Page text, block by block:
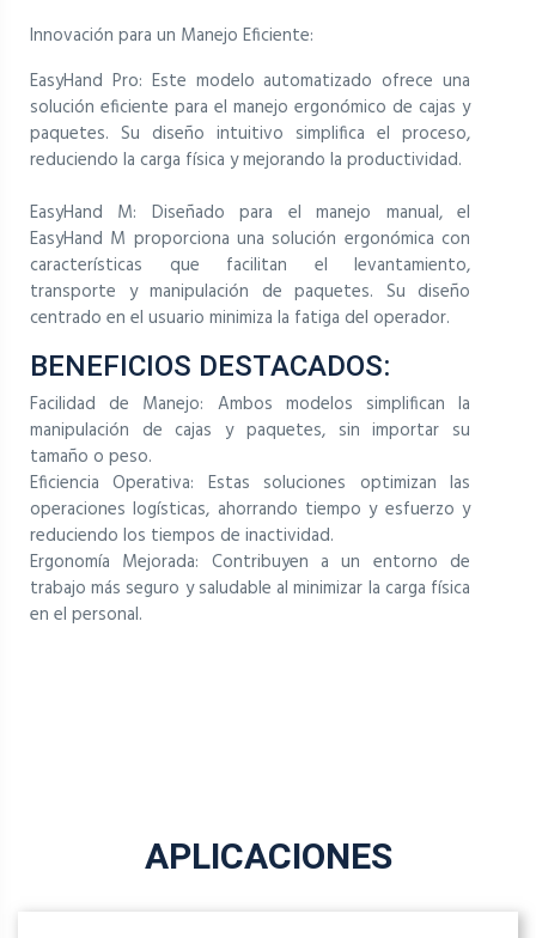
Innovación para un Manejo Eficiente:
EasyHand Pro: Este modelo automatizado ofrece una
solución eficiente para el manejo ergonómico de cajas y
paquetes. Su diseño intuitivo simplifica el proceso,
reduciendo la carga física y mejorando la productividad.
EasyHand M: Diseñado para el manejo manual, el
EasyHand M proporciona una solución ergonómica con
características que facilitan el levantamiento,
transporte y manipulación de paquetes. Su diseño
centrado en el usuario minimiza la fatiga del operador.
BENEFICIOS DESTACADOS:
Facilidad de Manejo: Ambos modelos simplifican la
manipulación de cajas y paquetes, sin importar su
tamaño o peso.
Eficiencia Operativa: Estas soluciones optimizan las
operaciones logísticas, ahorrando tiempo y esfuerzo y
reduciendo los tiempos de inactividad.
Ergonomía Mejorada: Contribuyen a un entorno de
trabajo más seguro y saludable al minimizar la carga física
en el personal.
APLICACIONES